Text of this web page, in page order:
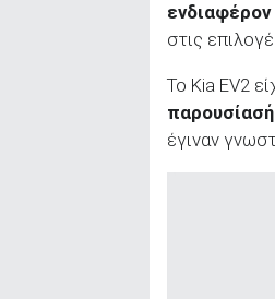
στις
Το Kia EV2
έγιναν